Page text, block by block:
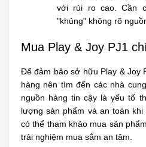
với rủi ro cao. Cần
"khủng" không rõ
Mua Play & Joy PJ1
Để đảm bảo sở hữu Play & Joy
hàng nên tìm đến các nhà
nguồn hàng tin cậy là yếu tố
lượng sản phẩm và an toàn
có thể tham khảo mua sản
trải nghiệm mua sắm an tâm.